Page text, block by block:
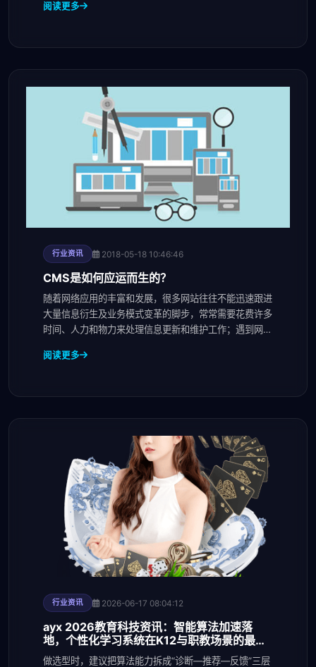
阅读更多
行业资讯 2018-05-18 10:46:46
CMS是如何应运而生的？
随着网络应用的丰富和发展，很多网站往往不能迅速跟进
大量信息衍生及业务模式变革的脚步，常常需要花费许多
时间、人力和物力来处理信息更新和维护工作；遇到网站
阅读更多
行业资讯 2026-06-17 08:04:12
ayx 2026教育科技资讯：智能算法加速落
地，个性化学习系统在K12与职教场景的最新
应
做选型时，建议把算法能力拆成“诊断—推荐—反馈”三层